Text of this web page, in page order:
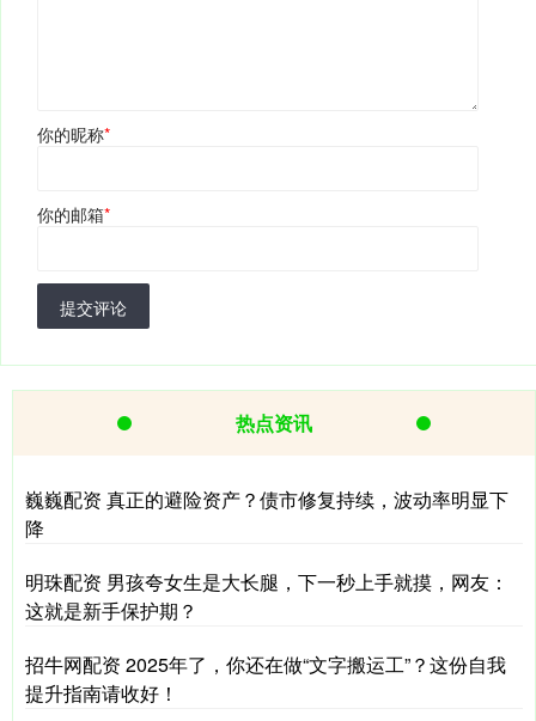
你的昵称*
你的邮箱*
提交评论
热点资讯
巍巍配资 真正的避险资产？债市修复持续，波动率明显下
降
明珠配资 男孩夸女生是大长腿，下一秒上手就摸，网友：
这就是新手保护期？
招牛网配资 2025年了，你还在做“文字搬运工”？这份自我
提升指南请收好！